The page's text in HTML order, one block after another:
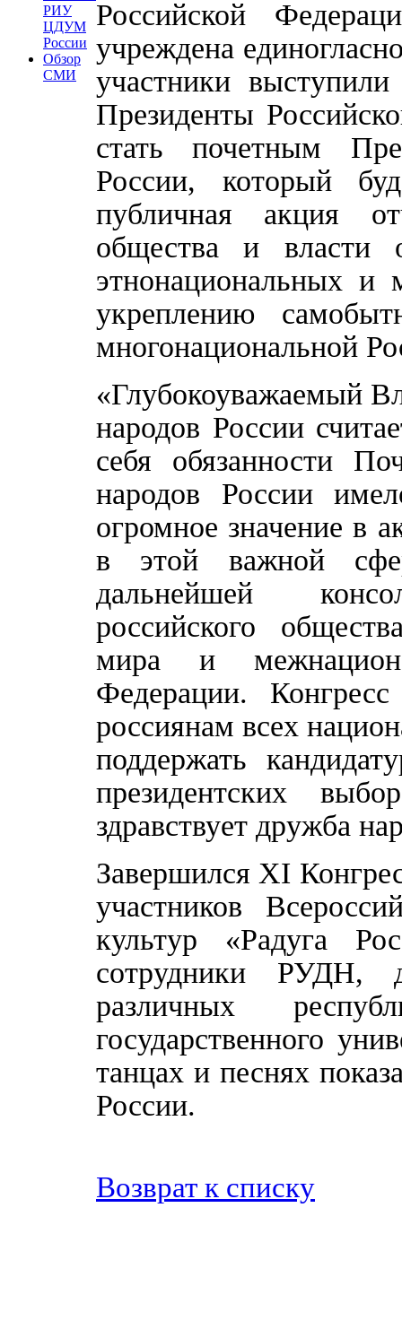
РИУ
ЦДУМ
России
Обзор
СМИ
Российской
учреждена
участники
Президенты
стать почетным
России, который
публичная акция
общества и власти
этнонациональных и
укреплению
многонациональной
«Глубокоуважаемый
народов России
себя обязанности
народов России
огромное значение в
в этой важной
дальнейшей
российского
мира и
Федерации.
россиянам всех
поддержать
президентских
здравствует дружба
Завершился XI
участников
культур «Радуга
сотрудники РУДН,
различных
государственного
танцах и песнях
России.
Возврат к списку